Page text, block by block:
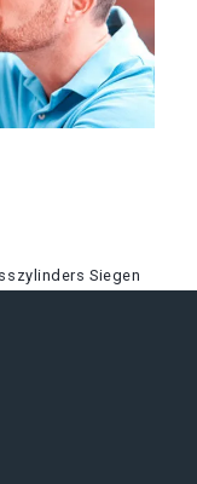
Siegen